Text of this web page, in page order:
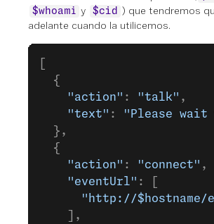
$whoami y $cid ) que tendremos
adelante cuando la utilicemos.
  {
    "action"
: "talk" ,
    "text"
:
"Please wait
  },
  {
    "action"
: "connect" ,
    "eventUrl"
: [
"http://$hostname/
    ],